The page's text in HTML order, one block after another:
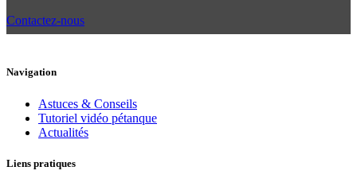
Contactez-nous
Navigation
Astuces & Conseils
Tutoriel vidéo pétanque
Actualités
Liens pratiques